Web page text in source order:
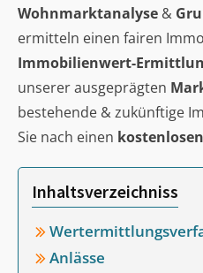
Wohnmarktanalyse &
ermitteln einen fairen
Immobilienwert-
unserer ausgeprägten
bestehende & zukünftige
Sie nach einen
Inhaltsverzeichniss
Anlässe